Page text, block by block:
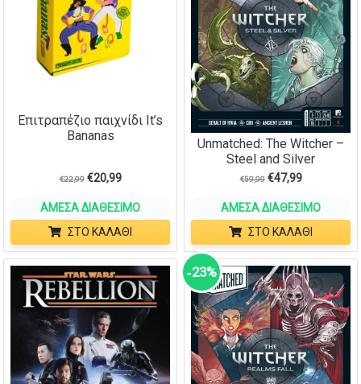
Επιτραπέζιο παιχνίδι It’s
Bananas
€22,99 €20,99
ΆΜΕΣΑ ΔΙΑΘΈΣΙΜΟ
ΣΤΟ ΚΑΛΆΘΙ
Unmatched: The Witcher –
Steel and Silver
€59,99 €47,99
ΆΜΕΣΑ ΔΙΑΘΈΣΙΜΟ
ΣΤΟ ΚΑΛΆΘΙ
‑23%